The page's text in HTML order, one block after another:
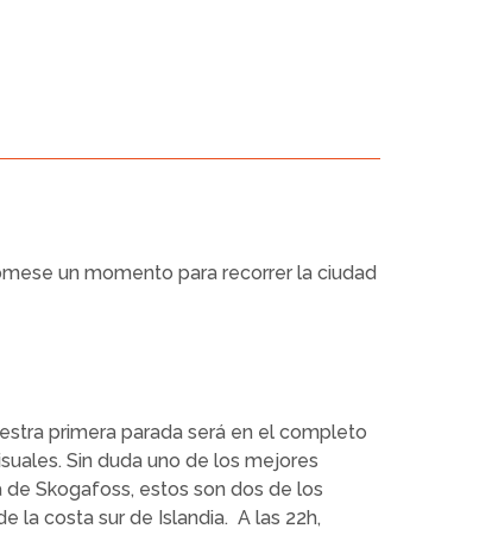
un momento para recorrer la ciudad
primera parada será en el completo
Sin duda uno de los mejores
Skogafoss, estos son dos de los
la costa sur de Islandia. A las 22h,